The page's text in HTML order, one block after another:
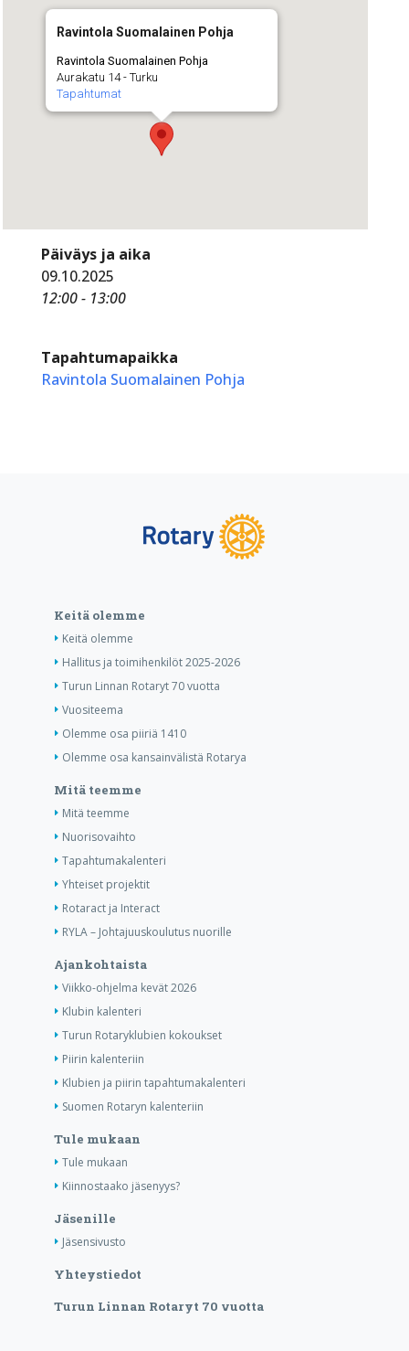
Ravintola Suomalainen Pohja
Ravintola Suomalainen Pohja
Aurakatu 14 - Turku
Tapahtumat
Päiväys ja aika
09.10.2025
12:00 - 13:00
Tapahtumapaikka
Ravintola Suomalainen Pohja
Keitä olemme
Keitä olemme
Hallitus ja toimihenkilöt 2025-2026
Turun Linnan Rotaryt 70 vuotta
Vuositeema
Olemme osa piiriä 1410
Olemme osa kansainvälistä Rotarya
Mitä teemme
Mitä teemme
Nuorisovaihto
Tapahtumakalenteri
Yhteiset projektit
Rotaract ja Interact
RYLA – Johtajuuskoulutus nuorille
Ajankohtaista
Viikko-ohjelma kevät 2026
Klubin kalenteri
Turun Rotaryklubien kokoukset
Piirin kalenteriin
Klubien ja piirin tapahtumakalenteri
Suomen Rotaryn kalenteriin
Tule mukaan
Tule mukaan
Kiinnostaako jäsenyys?
Jäsenille
Jäsensivusto
Yhteystiedot
Turun Linnan Rotaryt 70 vuotta